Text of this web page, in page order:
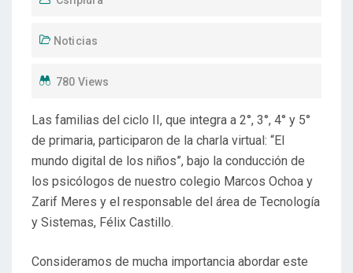
Noticias
780 Views
Las familias del ciclo II, que integra a 2°, 3°, 4° y 5°
de primaria, participaron de la charla virtual: “El
mundo digital de los niños”, bajo la conducción de
los psicólogos de nuestro colegio Marcos Ochoa y
Zarif Meres y el responsable del área de Tecnología
y Sistemas, Félix Castillo.
Consideramos de mucha importancia abordar este